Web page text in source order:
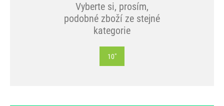
Vyberte si, prosím,
podobné zboží ze stejné
kategorie
10"